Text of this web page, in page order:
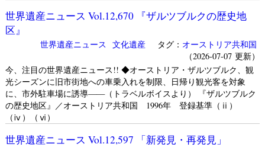
世界遺産ニュース Vol.12,670 『ザルツブルクの歴史地
区』
世界遺産ニュース 文化遺産タグ： オーストリア共和国
（2026-07-07 更新）
今、注目の世界遺産ニュース!! ◆オーストリア・ザルツブルク、観
光シーズンに旧市街地への車乗入れを制限、日帰り観光客を対象
に、市外駐車場に誘導——（トラベルボイスより） 『ザルツブルク
の歴史地区』／オーストリア共和国 1996年 登録基準（ⅱ）
（ⅳ）（ⅵ）
世界遺産ニュース Vol.12,597 「新発見・再発見」